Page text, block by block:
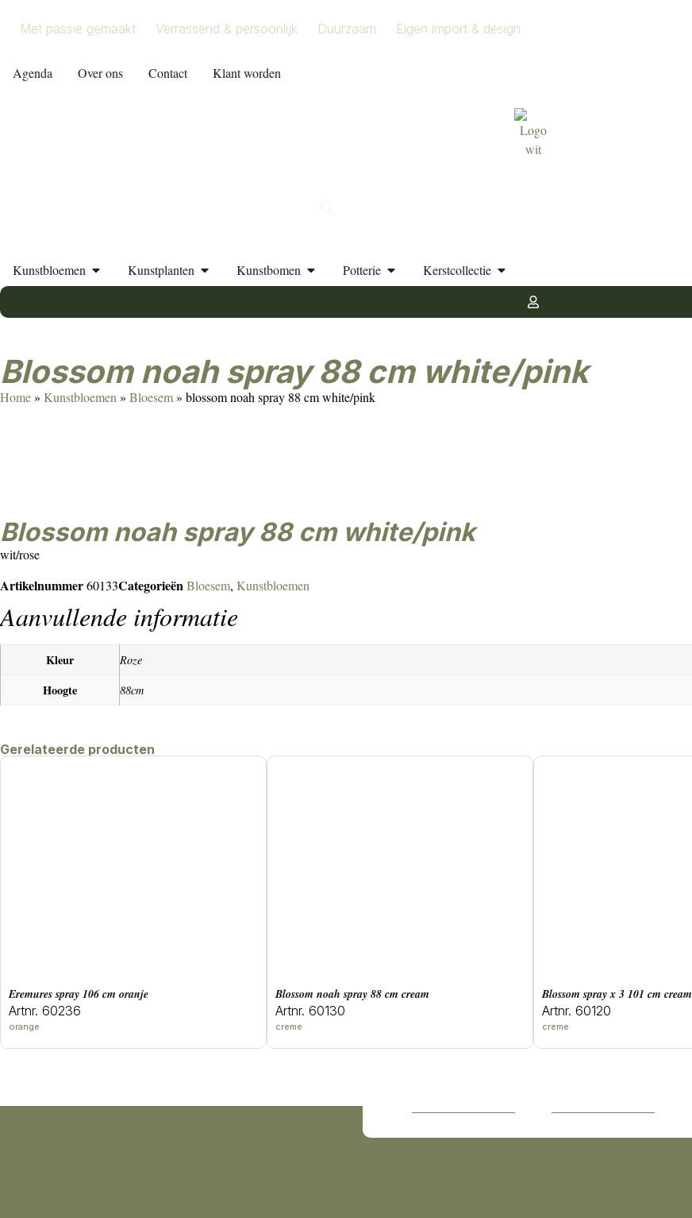
Met passie gemaakt Verrassend & persoonlijk Duurzaam Eigen import & design
Agenda Over ons Contact Klant worden
Kunstbloemen Kunstplanten Kunstbomen Potterie Kerstcollectie
blossom noah spray 88 cm white/pink
Home» Kunstbloemen » Bloesem» blossom noah spray 88 cm white/pink
blossom noah spray 88 cm white/pink
wit/rose
Artikelnummer60133CategorieënBloesem, Kunstbloemen
Aanvullende informatie
Kleur Roze
Hoogte 88cm
Gerelateerde producten
eremures spray 106 cm oranje
Artnr. 60236
orange
blossom noah spray 88 cm cream
Artnr. 60130
creme
blossom spray x 3 101 cm cream
Artnr. 60120
creme